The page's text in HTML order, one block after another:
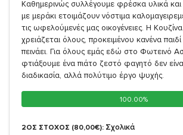
Καθημερινώς συλλέγουμε φρέσκα υλικά και
με μεράκι ετοιμάζουν νόστιμα
τις ωφελούμενές μας οικογένειες. Η
χρειάζεται όλους, προκειμένου κανένα
πεινάει. Για όλους εμάς εδώ στο Φωτεινό
φτιάξουμε ένα πιάτο ζεστό φαγητό δεν
διαδικασία, αλλά πολύτιμο έργο ψυχής.
100.00%
100.00%
2ΟΣ ΣΤΟΧΟΣ (80,00€): Σχολικά